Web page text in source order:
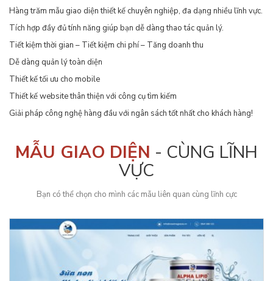
Hàng trăm mẫu giao diện thiết kế chuyên nghiệp, đa dạng nhiều lĩnh vực.
Tích hợp đầy đủ tính năng giúp bạn dễ dàng thao tác quản lý.
Tiết kiệm thời gian – Tiết kiệm chi phí – Tăng doanh thu
Dễ dàng quản lý toàn diện
Thiết kế tối ưu cho mobile
Thiết kế website thân thiện với công cụ tìm kiếm
Giải pháp công nghệ hàng đầu với ngân sách tốt nhất cho khách hàng!
MẪU GIAO DIỆN - CÙNG LĨNH
VỰC
Bạn có thể chọn cho mình các mẫu liên quan cùng lĩnh cực